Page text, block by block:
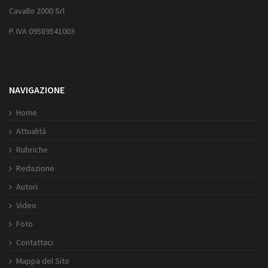
Cavallo 2000 Srl
P. IVA 09589541003
NAVIGAZIONE
Home
Attualità
Rubriche
Redazione
Autori
Video
Foto
Contattaci
Mappa del Sito